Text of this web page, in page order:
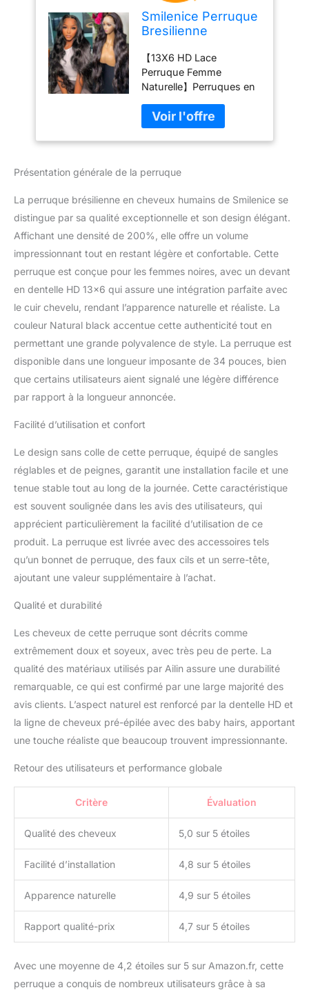
Smilenice Perruque
Bresilienne
200% Densité 13x6
Perruque Femme
Naturelle Bouclée
Body Wave HD
Lace Frontal
Glueless Wig
Human Hair for
Couleur Naturelle
【13X6 HD Lace
Perruque Femme
Naturelle】Perruques en
en cheveux humains non
traités 12A 100 % vierges
brésiliennes pour
humains, doux et
enchevêtrement, sans
odeur, pleins et épais,
fidèles à la longueur,
bouclés, lissés, teints et
recoiffés comme vous le
souhaitez. 【Perruque
Cheveux Humain
Wave Lace Front Wigs
Les perruques en
cheveux humains sont
composées à 100 % de
cheveux humains, plus
pré-épilés avec des
Soyeux et lisses, sains et
longueur et au poids.
【Wigs Human Hair Taille
Capuchon】Taille
moyenne du bonnet de
21 à 22,5 pouces, avec
peignes et une bande
élastique amovible.
respirante hautement
extensible améliorée,
légère aérée, aucune
charge sur le cuir
chevelu. 【Perruque
Cheveux Humain
Matière】12A Grade
perruque femme
être lissée, bouclée,
vos propres cheveux.
propres. Naturel et sain,
jusqu'à 1 ans et plus
avec entretien approprié.
【Complete Set & Ready-
to-Gift】 Inclus : 13x6
lace front wig, bonnet en
filet, cils 3D offerts, et
Service client réactif pour
garantir votre
Présentation générale de la perruque
La perruque brésilienne en cheveux humains de Smilenice se
distingue par sa qualité exceptionnelle et son design élégant.
Affichant une densité de 200%, elle offre un volume
impressionnant tout en restant légère et confortable. Cette
perruque est conçue pour les femmes noires, avec un devant
en dentelle HD 13×6 qui assure une intégration parfaite avec
le cuir chevelu, rendant l’apparence naturelle et réaliste. La
couleur Natural black accentue cette authenticité tout en
permettant une grande polyvalence de style. La perruque est
disponible dans une longueur imposante de 34 pouces, bien
que certains utilisateurs aient signalé une légère différence
par rapport à la longueur annoncée.
Facilité d’utilisation et confort
Le design sans colle de cette perruque, équipé de sangles
réglables et de peignes, garantit une installation facile et une
tenue stable tout au long de la journée. Cette caractéristique
est souvent soulignée dans les avis des utilisateurs, qui
apprécient particulièrement la facilité d’utilisation de ce
produit. La perruque est livrée avec des accessoires tels
qu’un bonnet de perruque, des faux cils et un serre-tête,
ajoutant une valeur supplémentaire à l’achat.
Qualité et durabilité
Les cheveux de cette perruque sont décrits comme
extrêmement doux et soyeux, avec très peu de perte. La
qualité des matériaux utilisés par Ailin assure une durabilité
remarquable, ce qui est confirmé par une large majorité des
avis clients. L’aspect naturel est renforcé par la dentelle HD et
la ligne de cheveux pré-épilée avec des baby hairs, apportant
une touche réaliste que beaucoup trouvent impressionnante.
Retour des utilisateurs et performance globale
Critère Évaluation
Qualité des cheveux 5,0 sur 5 étoiles
Facilité d’installation 4,8 sur 5 étoiles
Apparence naturelle 4,9 sur 5 étoiles
Rapport qualité-prix 4,7 sur 5 étoiles
Avec une moyenne de 4,2 étoiles sur 5 sur Amazon.fr, cette
perruque a conquis de nombreux utilisateurs grâce à sa